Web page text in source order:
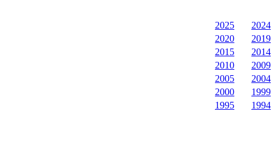
2025
2024
2020
2019
2015
2014
2010
2009
2005
2004
2000
1999
1995
1994